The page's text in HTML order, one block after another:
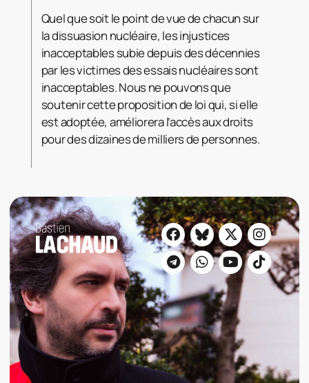
Quel que soit le point de vue de chacun sur
la dissuasion nucléaire, les injustices
inacceptables subie depuis des décennies
par les victimes des essais nucléaires sont
inacceptables. Nous ne pouvons que
soutenir cette proposition de loi qui, si elle
est adoptée, améliorera l’accès aux droits
pour des dizaines de milliers de personnes.